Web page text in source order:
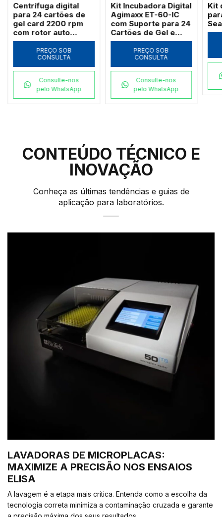
Centrífuga digital
para 24 cartões de
gel card 2200 rpm
com rotor auto
balanceável Spinlab
BMC-1000-24
PREÇO SOB
CONSULTA
Consulte-nos
pelo WhatsApp
Kit Incubadora Digital
Agimaxx ET-60-IC
com Suporte para 24
Cartões de Gel e
Microplacas
PREÇO SOB
CONSULTA
Consulte-nos
pelo WhatsApp
Kit
CONTEÚDO TÉCNICO E
INOVAÇÃO
Conheça as últimas tendências e guias de
aplicação para laboratórios.
LAVADORAS DE MICROPLACAS:
MAXIMIZE A PRECISÃO NOS ENSAIOS
ELISA
A lavagem é a etapa mais crítica. Entenda como a escolha da
tecnologia correta minimiza a contaminação cruzada e garante